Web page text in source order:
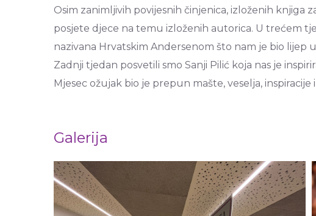
Osim zanimljivih povijesnih činjenica, izloženih knjiga
posjete djece na temu izloženih autorica. U trećem
nazivana Hrvatskim Andersenom što nam je bio lijep
Zadnji tjedan posvetili smo Sanji Pilić koja nas je
Mjesec ožujak bio je prepun mašte, veselja,
Galerija